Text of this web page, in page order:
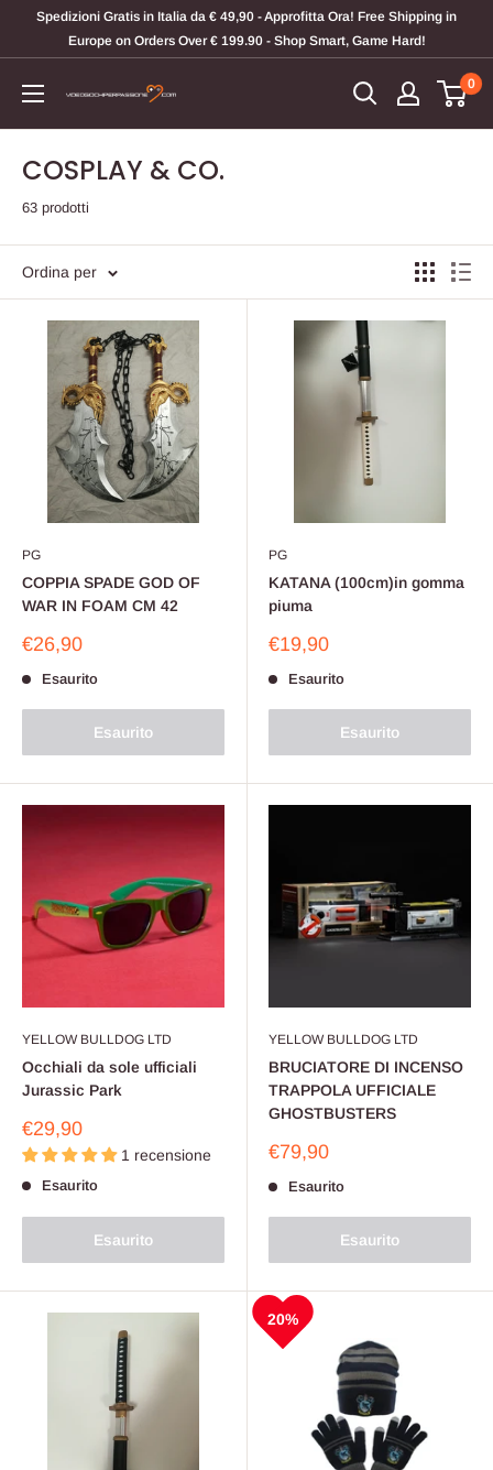
Spedizioni Gratis in Italia da € 49,90 - Approfitta Ora! Free Shipping in
Europe on Orders Over € 199.90 - Shop Smart, Game Hard!
Videogiochi
Per
0
COSPLAY & CO.
63 prodotti
Ordina per
PG
COPPIA SPADE GOD OF
WAR IN FOAM CM 42
Prezzo
€26,90
Esaurito
Esaurito
PG
KATANA (100cm)in gomma
piuma
Prezzo
€19,90
Esaurito
Esaurito
YELLOW BULLDOG LTD
Occhiali da sole ufficiali
Jurassic Park
Prezzo
scontato
€29,90
1 recensione
Esaurito
Esaurito
YELLOW BULLDOG LTD
BRUCIATORE DI INCENSO
TRAPPOLA UFFICIALE
GHOSTBUSTERS
Prezzo
€79,90
Esaurito
Esaurito
20%